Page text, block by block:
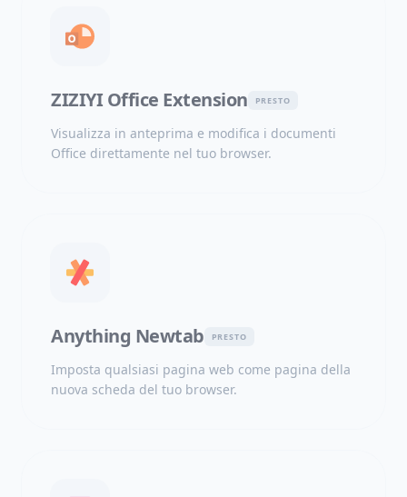
ZIZIYI Office Extension PRESTO
Visualizza in anteprima e modifica i documenti
Office direttamente nel tuo browser.
Anything Newtab PRESTO
Imposta qualsiasi pagina web come pagina della
nuova scheda del tuo browser.